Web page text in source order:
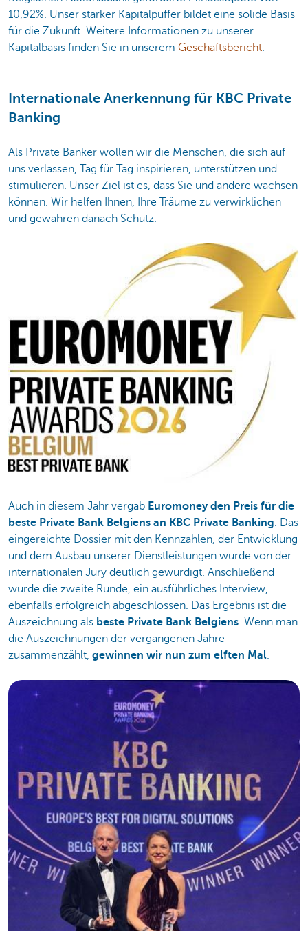
10,92%. Unser starker Kapitalpuffer bildet eine solide Basis
für die Zukunft. Weitere Informationen zu unserer
Kapitalbasis finden Sie in unserem Geschäftsbericht.
Internationale Anerkennung für KBC Private
Banking
Als Private Banker wollen wir die Menschen, die sich auf
uns verlassen, Tag für Tag inspirieren, unterstützen und
stimulieren. Unser Ziel ist es, dass Sie und andere wachsen
können. Wir helfen Ihnen, Ihre Träume zu verwirklichen
und gewähren danach Schutz.
Auch in diesem Jahr vergab Euromoney den Preis für die
beste Private Bank Belgiens an KBC Private Banking. Das
eingereichte Dossier mit den Kennzahlen, der Entwicklung
und dem Ausbau unserer Dienstleistungen wurde von der
internationalen Jury deutlich gewürdigt. Anschließend
wurde die zweite Runde, ein ausführliches Interview,
ebenfalls erfolgreich abgeschlossen. Das Ergebnis ist die
Auszeichnung als beste Private Bank Belgiens. Wenn man
die Auszeichnungen der vergangenen Jahre
zusammenzählt, gewinnen wir nun zum elften Mal.